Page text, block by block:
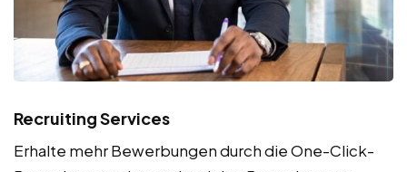
Recruiting Services
Erhalte mehr Bewerbungen durch die One-Click-